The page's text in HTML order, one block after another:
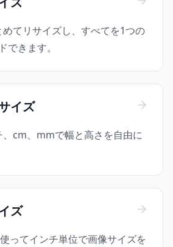
てリサイズし、すべてを1つの
できます。
イズ
、cm、mmで幅と高さを自由に
ズ
ってインチ単位で画像サイズを